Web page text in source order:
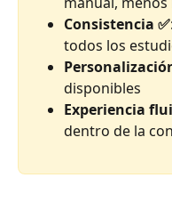
Consistencia ✅
todos los
disponibles
Experiencia
dentro de la